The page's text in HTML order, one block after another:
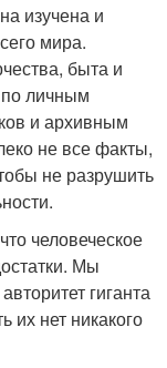
изучена и
мира.
быта и
личным
и архивным
не все факты,
не разрушить
человеческое
Мы
гиганта
их нет никакого